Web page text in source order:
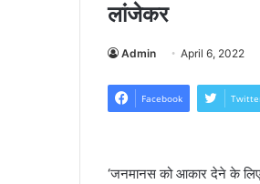
लांजेकर
Admin April 6, 2022
Facebook
‘जनमानस को आकार देने के लिए